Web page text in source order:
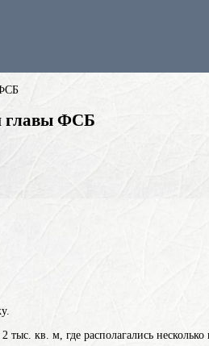
главы ФСБ
кв. м, где располагались